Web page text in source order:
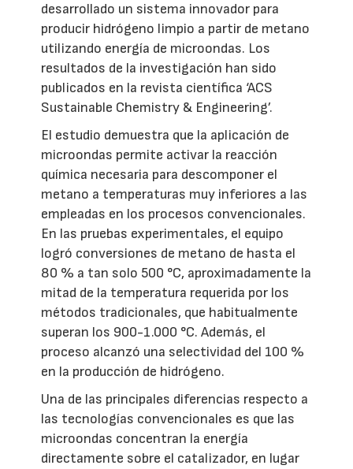
desarrollado un sistema innovador para
producir hidrógeno limpio a partir de metano
utilizando energía de microondas. Los
resultados de la investigación han sido
publicados en la revista científica ‘ACS
Sustainable Chemistry & Engineering’.
El estudio demuestra que la aplicación de
microondas permite activar la reacción
química necesaria para descomponer el
metano a temperaturas muy inferiores a las
empleadas en los procesos convencionales.
En las pruebas experimentales, el equipo
logró conversiones de metano de hasta el
80 % a tan solo 500 °C, aproximadamente la
mitad de la temperatura requerida por los
métodos tradicionales, que habitualmente
superan los 900-1.000 °C. Además, el
proceso alcanzó una selectividad del 100 %
en la producción de hidrógeno.
Una de las principales diferencias respecto a
las tecnologías convencionales es que las
microondas concentran la energía
directamente sobre el catalizador, en lugar